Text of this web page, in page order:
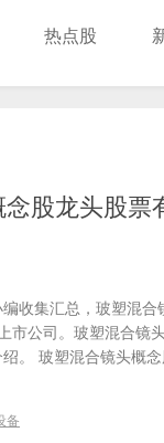
热点股
股龙头股票
收集汇总，玻塑混
市公司。玻塑混合镜
。 玻塑混合镜头概
备